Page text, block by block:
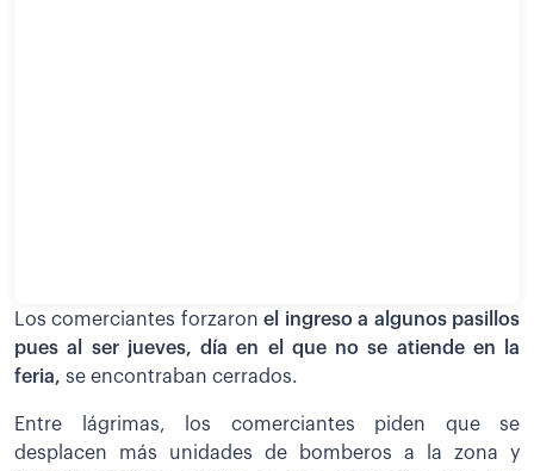
Los comerciantes forzaronel ingreso a algunos pasillos
pues al ser jueves, día en el que no se atiende en la
feria, se encontraban cerrados.
Entre lágrimas, los comerciantes piden que se
desplacen más unidades de bomberos a la zona y